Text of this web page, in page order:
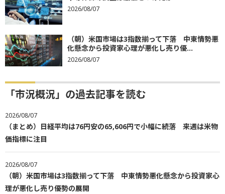
2026/08/07
（朝）米国市場は3指数揃って下落 中東情勢悪
化懸念から投資家心理が悪化し売り優...
2026/08/07
「市況概況」の過去記事を読む
2026/08/07
（まとめ）日経平均は76円安の65,606円で小幅に続落 来週は米物
価指標に注目
2026/08/07
（朝）米国市場は3指数揃って下落 中東情勢悪化懸念から投資家心
理が悪化し売り優勢の展開